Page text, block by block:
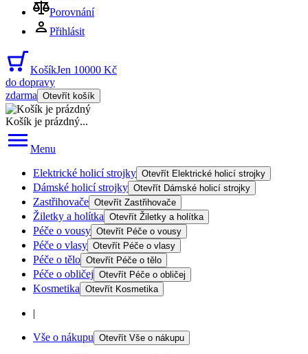
Porovnání
Přihlásit
KošíkJen 10000 Kč
do dopravy
zdarma Otevřít košík
Košík je prázdný...
Menu
Elektrické holicí strojky Otevřít Elektrické holicí strojky
Dámské holicí strojky Otevřít Dámské holicí strojky
Zastřihovače Otevřít Zastřihovače
Žiletky a holítka Otevřít Žiletky a holítka
Péče o vousy Otevřít Péče o vousy
Péče o vlasy Otevřít Péče o vlasy
Péče o tělo Otevřít Péče o tělo
Péče o obličej Otevřít Péče o obličej
Kosmetika Otevřít Kosmetika
|
Vše o nákupu Otevřít Vše o nákupu